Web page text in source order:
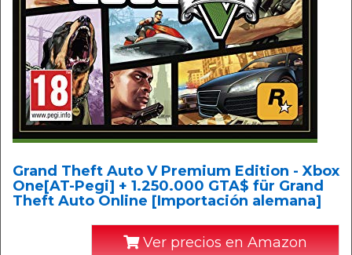
Grand Theft Auto V Premium Edition - Xbox
One[AT-Pegi] + 1.250.000 GTA$ für Grand
Theft Auto Online [Importación alemana]
Ver precios en Amazon